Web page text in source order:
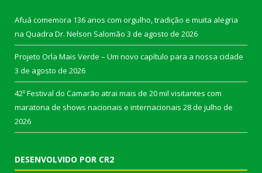
Afuá comemora 136 anos com orgulho, tradição e muita alegria
na Quadra Dr. Nelson Salomão 3 de agosto de 2026
Projeto Orla Mais Verde – Um novo capítulo para a nossa cidade
3 de agosto de 2026
42º Festival do Camarão atrai mais de 20 mil visitantes com
maratona de shows nacionais e internacionais 28 de julho de
2026
DESENVOLVIDO POR CR2